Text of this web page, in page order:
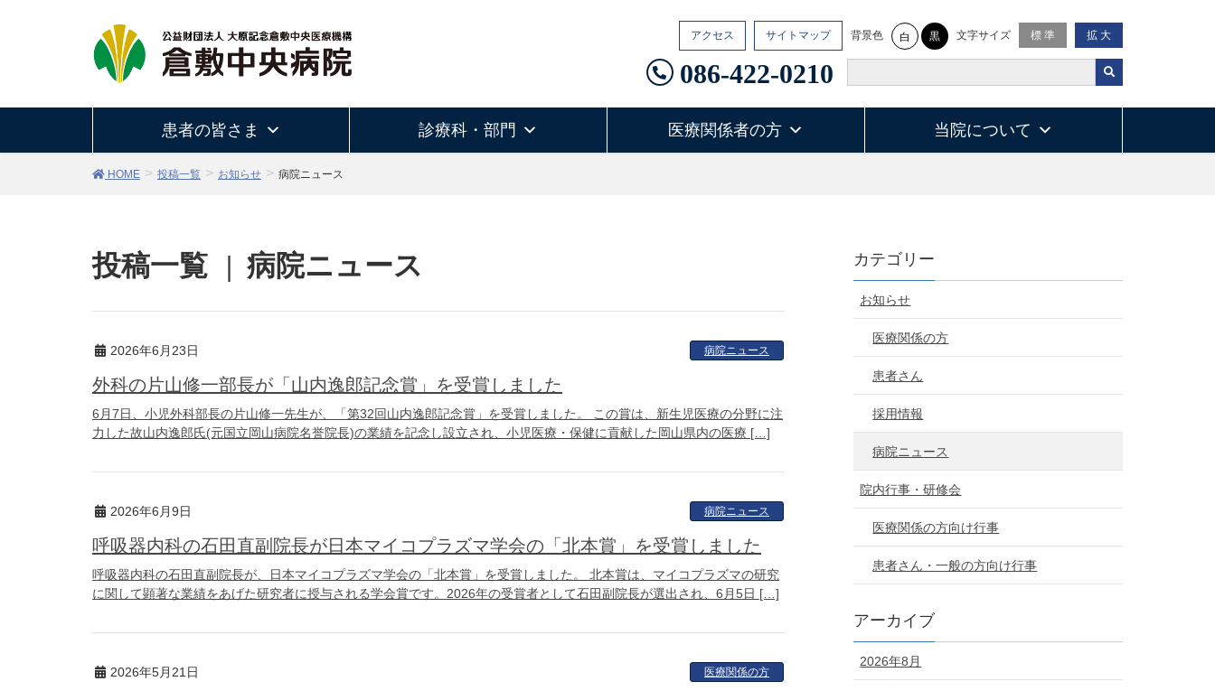
アクセス サイトマップ 背景色 白 黒 文字サイズ 標 準 拡 大
086-422-0210
患者の皆さま 診療科・部門 医療関係者の方 当院について
HOME 投稿一覧 お知らせ 病院ニュース
投稿一覧 病院ニュース
2026年6月23日 病院ニュース
外科の片山修一部長が「山内逸郎記念賞」を受賞しました
6月7日、小児外科部長の片山修一先生が、「第32回山内逸郎記念賞」を受賞しました。 この賞は、新生児医療の分野に注
力した故山内逸郎氏(元国立岡山病院名誉院長)の業績を記念し設立され、小児医療・保健に貢献した岡山県内の医療 […]
2026年6月9日 病院ニュース
呼吸器内科の石田直副院長が日本マイコプラズマ学会の「北本賞」を受賞しました
呼吸器内科の石田直副院長が、日本マイコプラズマ学会の「北本賞」を受賞しました。 北本賞は、マイコプラズマの研究
に関して顕著な業績をあげた研究者に授与される学会賞です。2026年の受賞者として石田副院長が選出され、6月5日 […]
2026年5月21日 医療関係の方
カテゴリー
お知らせ
医療関係の方
患者さん
採用情報
病院ニュース
院内行事・研修会
医療関係の方向け行事
患者さん・一般の方向け行事
アーカイブ
2026年8月